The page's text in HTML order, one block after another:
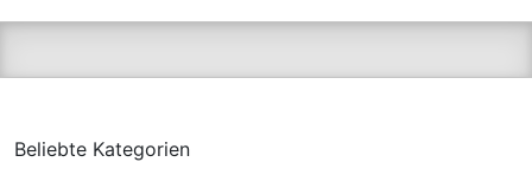
Beliebte Kategorien